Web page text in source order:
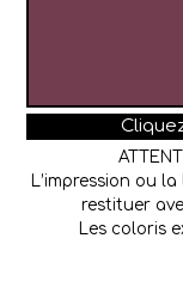
L’impression ou
restituer
Les coloris